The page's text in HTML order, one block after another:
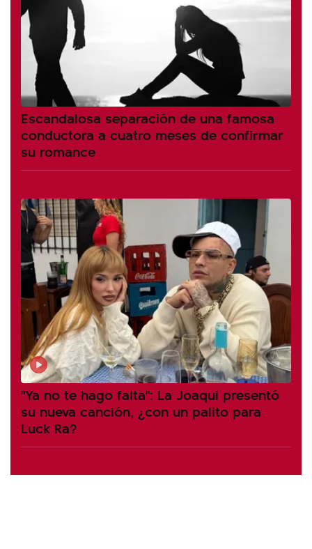
Escandalosa separación de una famosa
conductora a cuatro meses de confirmar
su romance
"Ya no te hago falta": La Joaqui presentó
su nueva canción, ¿con un palito para
Luck Ra?